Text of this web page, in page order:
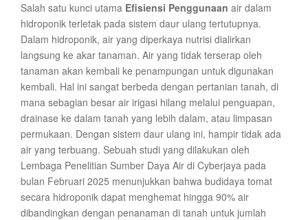
Salah satu kunci utama Efisiensi Penggunaan air dalam
hidroponik terletak pada sistem daur ulang tertutupnya.
Dalam hidroponik, air yang diperkaya nutrisi dialirkan
langsung ke akar tanaman. Air yang tidak terserap oleh
tanaman akan kembali ke penampungan untuk digunakan
kembali. Hal ini sangat berbeda dengan pertanian tanah, di
mana sebagian besar air irigasi hilang melalui penguapan,
drainase ke dalam tanah yang lebih dalam, atau limpasan
permukaan. Dengan sistem daur ulang ini, hampir tidak ada
air yang terbuang. Sebuah studi yang dilakukan oleh
Lembaga Penelitian Sumber Daya Air di Cyberjaya pada
bulan Februari 2025 menunjukkan bahwa budidaya tomat
secara hidroponik dapat menghemat hingga 90% air
dibandingkan dengan penanaman di tanah untuk jumlah